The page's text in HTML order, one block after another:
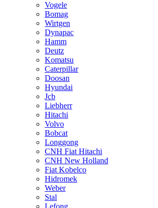
Vogele
Bomag
Wirtgen
Dynapac
Hamm
Deutz
Komatsu
Caterpillar
Doosan
Hyundai
Jcb
Liebherr
Hitachi
Volvo
Bobcat
Longgong
CNH Fiat Hitachi
CNH New Holland
Fiat Kobelco
Hidromek
Weber
Stal
Lefong